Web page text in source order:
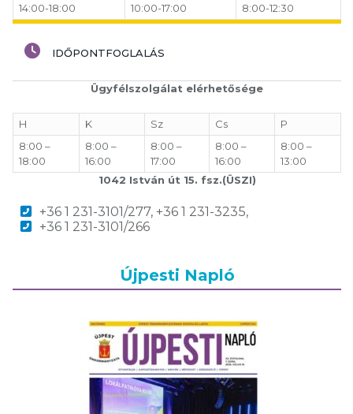
14:00-18:00
10:00-17:00 8:00-12:30
IDŐPONTFOGLALÁS
Ügyfélszolgálat elérhetősége
H K Sz Cs
P
8:00 –
18:00
8:00 –
16:00
8:00 –
17:00
8:00 –
16:00
8:00 –
13:00
1042 István út 15. fsz.(ÜSZI)
+36 1 231-3101/277, +36 1 231-3235,
+36 1 231-3101/266
Újpesti Napló